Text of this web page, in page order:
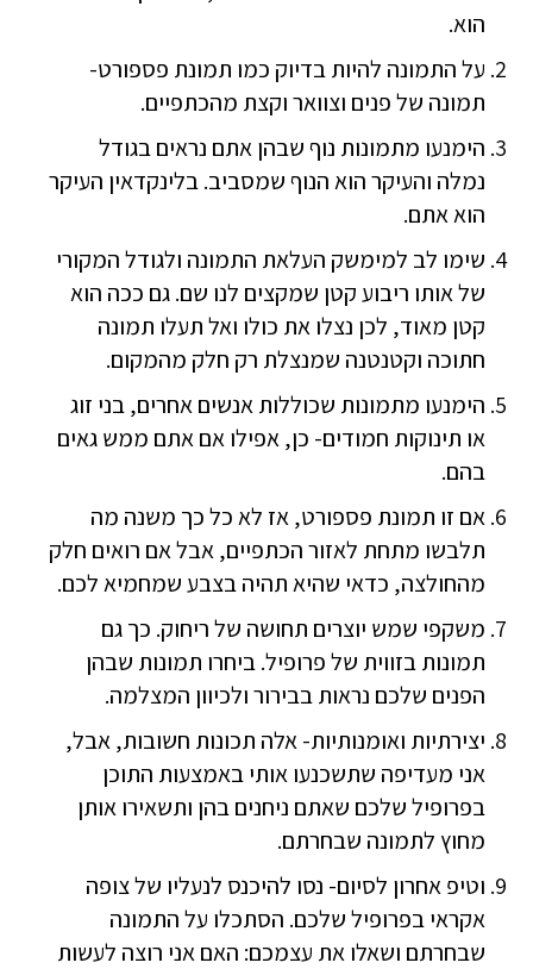
הוא.
על התמונה להיות בדיוק כמו תמונת פספורט-
תמונה של פנים וצוואר וקצת מהכתפיים.
הימנעו מתמונות נוף שבהן אתם נראים בגודל
נמלה והעיקר הוא הנוף שמסביב. בלינקדאין העיקר
הוא אתם.
שימו לב למימשק העלאת התמונה ולגודל המקורי
של אותו ריבוע קטן שמקצים לנו שם. גם ככה הוא
קטן מאוד, לכן נצלו את כולו ואל תעלו תמונה
חתוכה וקטנטנה שמנצלת רק חלק מהמקום.
הימנעו מתמונות שכוללות אנשים אחרים, בני זוג
או תינוקות חמודים- כן, אפילו אם אתם ממש גאים
בהם.
אם זו תמונת פספורט, אז לא כל כך משנה מה
תלבשו מתחת לאזור הכתפיים, אבל אם רואים חלק
מהחולצה, כדאי שהיא תהיה בצבע שמחמיא לכם.
משקפי שמש יוצרים תחושה של ריחוק. כך גם
תמונות בזווית של פרופיל. ביחרו תמונות שבהן
הפנים שלכם נראות בבירור ולכיוון המצלמה.
יצירתיות ואומנותיות- אלה תכונות חשובות, אבל,
אני מעדיפה שתשכנעו אותי באמצעות התוכן
בפרופיל שלכם שאתם ניחנים בהן ותשאירו אותן
מחוץ לתמונה שבחרתם.
וטיפ אחרון לסיום- נסו להיכנס לנעליו של צופה
אקראי בפרופיל שלכם. הסתכלו על התמונה
שבחרתם ושאלו את עצמכם: האם אני רוצה לעשות